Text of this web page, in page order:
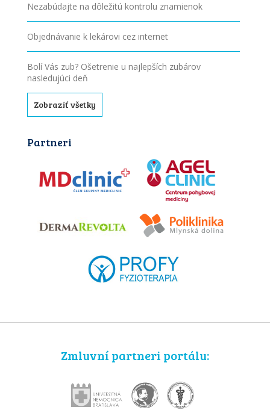
Nezabúdajte na dôležitú kontrolu znamienok
Objednávanie k lekárovi cez internet
Bolí Vás zub? Ošetrenie u najlepších zubárov
nasledujúci deň
Zobraziť všetky
Partneri
Zmluvní partneri portálu: